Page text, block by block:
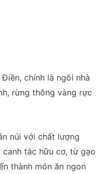
chính là ngôi nhà
rừng thông vàng rực
núi với chất lượng
tác hữu cơ, từ gạo
thành món ăn ngon